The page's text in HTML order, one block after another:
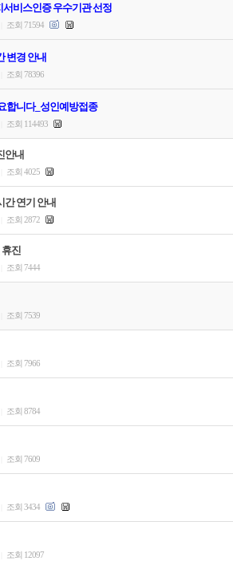
비스인증 우수기관 선정
조회 71594
변경 안내
조회 78396
합니다_성인예방접종
조회 114493
안내
조회 4025
간 연기 안내
조회 2872
휴진
조회 7444
조회 7539
조회 7966
조회 8784
조회 7609
조회 3434
조회 12097